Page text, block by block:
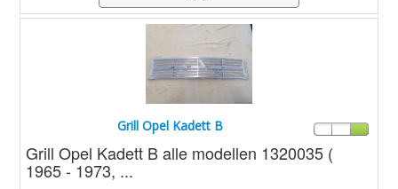
Grill Opel Kadett B
Grill Opel Kadett B alle modellen 1320035 (
1965 - 1973, ...